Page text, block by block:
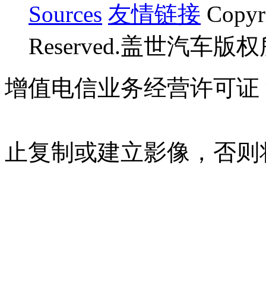
Sources 友情链接
Reserved.盖世汽车版
增值电信业务经营许可证
止复制或建立影像，否